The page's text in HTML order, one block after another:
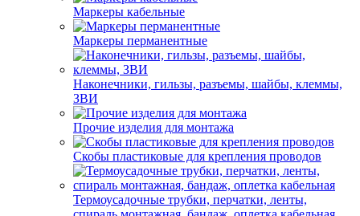
Маркеры кабельные
Маркеры перманентные
Наконечники, гильзы, разъемы, шайбы, клеммы,
ЗВИ
Прочие изделия для монтажа
Скобы пластиковые для крепления проводов
Термоусадочные трубки, перчатки, ленты,